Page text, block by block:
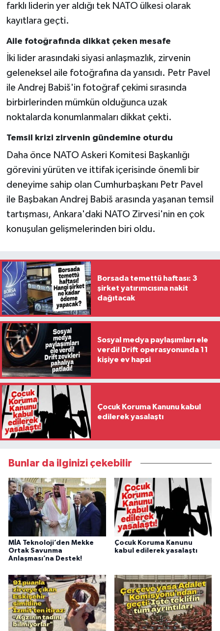
farklı liderin yer aldığı tek NATO ülkesi olarak
kayıtlara geçti.
Aile fotoğrafında dikkat çeken mesafe
İki lider arasındaki siyasi anlaşmazlık, zirvenin
geleneksel aile fotoğrafına da yansıdı. Petr Pavel
ile Andrej Babiš'in fotoğraf çekimi sırasında
birbirlerinden mümkün olduğunca uzak
noktalarda konumlanmaları dikkat çekti.
Temsil krizi zirvenin gündemine oturdu
Daha önce NATO Askeri Komitesi Başkanlığı
görevini yürüten ve ittifak içerisinde önemli bir
deneyime sahip olan Cumhurbaşkanı Petr Pavel
ile Başbakan Andrej Babiš arasında yaşanan temsil
tartışması, Ankara'daki NATO Zirvesi'nin en çok
konuşulan gelişmelerinden biri oldu.
Borsada temettü haftası: 3
şirket yatırımcısına nakit
dağıtacak
Sosyal medya paylaşımları ele
verdi! Drift operasyonunda 11
kişiye ev hapsi
Çocuk Koruma Kanunu kabul
edilerek yasalaştı
Bunlar da ilginizi çekebilir
MİA Teknoloji’den Mekke
Ortak Savunma
Anlaşması’na Destek!
Çocuk Koruma Kanunu
kabul edilerek yasalaştı